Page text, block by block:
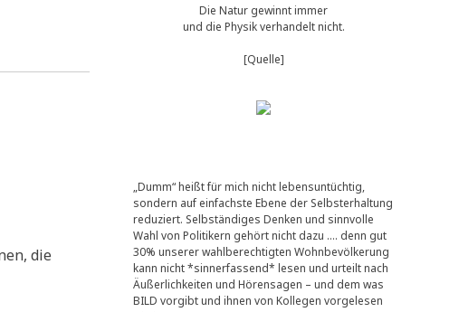
die
Die Natur gewinnt immer
und die Physik verhandelt nicht.
[Quelle]
„Dumm“ heißt für mich nicht lebensuntüchtig,
sondern auf einfachste Ebene der Selbsterhaltung
reduziert. Selbständiges Denken und sinnvolle
Wahl von Politikern gehört nicht dazu …. denn gut
30% unserer wahlberechtigten Wohnbevölkerung
kann nicht *sinnerfassend* lesen und urteilt nach
Äußerlichkeiten und Hörensagen – und dem was
BILD vorgibt und ihnen von Kollegen vorgelesen